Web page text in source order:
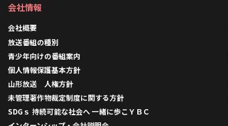
会社情報
会社概要
放送番組の種別
青少年向けの番組案内
個人情報保護基本方針
山形放送 人権方針
未管理著作物裁定制度に関する方針
SDGｓ 持続可能な社会へ 一緒に歩こＹＢＣ